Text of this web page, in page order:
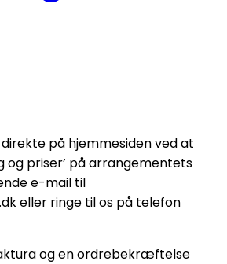
på hjemmesiden ved at
og priser’ på arrangementets
e-mail til
eller ringe til os på telefon
og en ordrebekræftelse